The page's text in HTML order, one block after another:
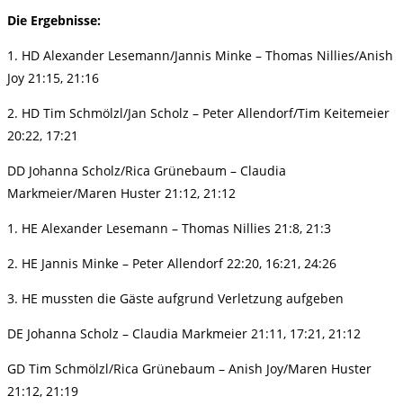
Die Ergebnisse:
1. HD Alexander Lesemann/Jannis Minke – Thomas Nillies/Anish
Joy 21:15, 21:16
2. HD Tim Schmölzl/Jan Scholz – Peter Allendorf/Tim Keitemeier
20:22, 17:21
DD Johanna Scholz/Rica Grünebaum – Claudia
Markmeier/Maren Huster 21:12, 21:12
1. HE Alexander Lesemann – Thomas Nillies 21:8, 21:3
2. HE Jannis Minke – Peter Allendorf 22:20, 16:21, 24:26
3. HE mussten die Gäste aufgrund Verletzung aufgeben
DE Johanna Scholz – Claudia Markmeier 21:11, 17:21, 21:12
GD Tim Schmölzl/Rica Grünebaum – Anish Joy/Maren Huster
21:12, 21:19